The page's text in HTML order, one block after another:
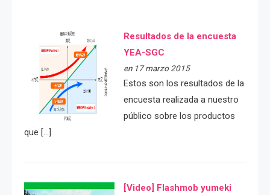
Resultados de la encuesta
YEA-SGC
en 17 marzo 2015
Estos son los resultados de la
encuesta realizada a nuestro
público sobre los productos
que […]
[Video] Flashmob yumeki